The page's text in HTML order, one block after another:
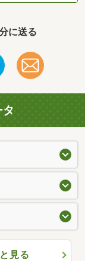
に送る
見る